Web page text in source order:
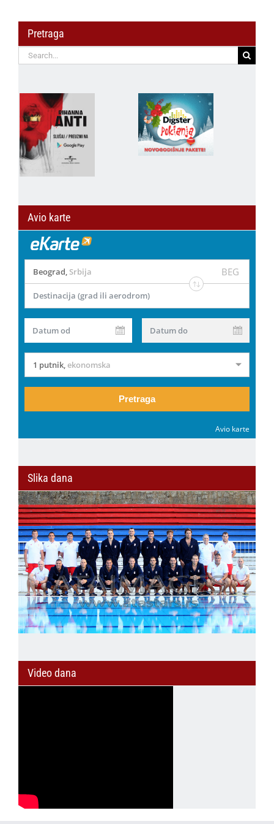
Pretraga
Search
for:
Avio karte
Beograd, Srbija BEG
Destinacija (grad ili aerodrom)
Datum od Datum do
1 putnik,ekonomska
Pretraga
Avio karte
Slika dana
Video dana